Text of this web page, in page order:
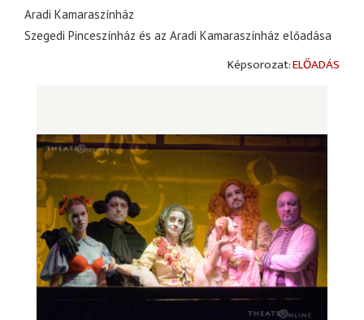
Aradi Kamaraszínház
Szegedi Pinceszínház és az Aradi Kamaraszínház előadása
ELŐADÁS